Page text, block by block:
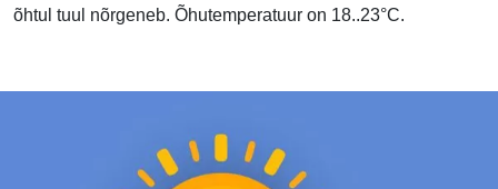
õhtul tuul nõrgeneb. Õhutemperatuur on 18..23°C.